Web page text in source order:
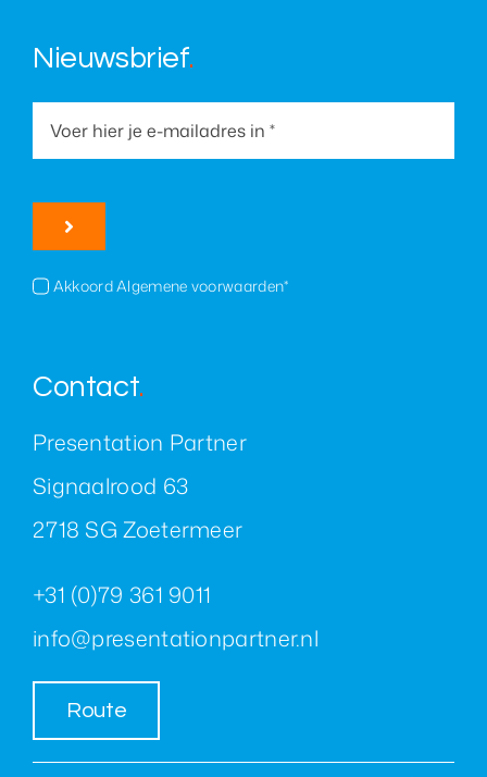
Nieuwsbrief.
Akkoord Algemene voorwaarden*
Contact.
Presentation Partner
Signaalrood 63
2718 SG Zoetermeer
+31 (0)79 361 9011
info@presentationpartner.nl
Route